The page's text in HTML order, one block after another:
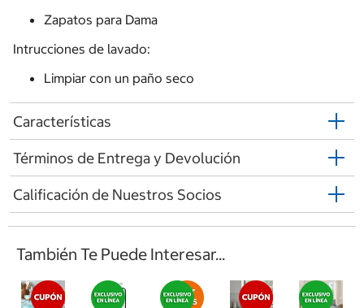
Zapatos para Dama
Intrucciones de lavado:
Limpiar con un paño seco
Características
Términos de Entrega y Devolución
Calificación de Nuestros Socios
También Te Puede Interesar...